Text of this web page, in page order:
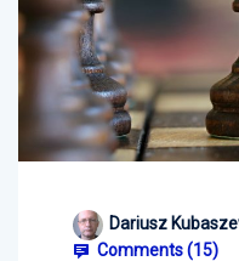
Dariusz
Comments (15)